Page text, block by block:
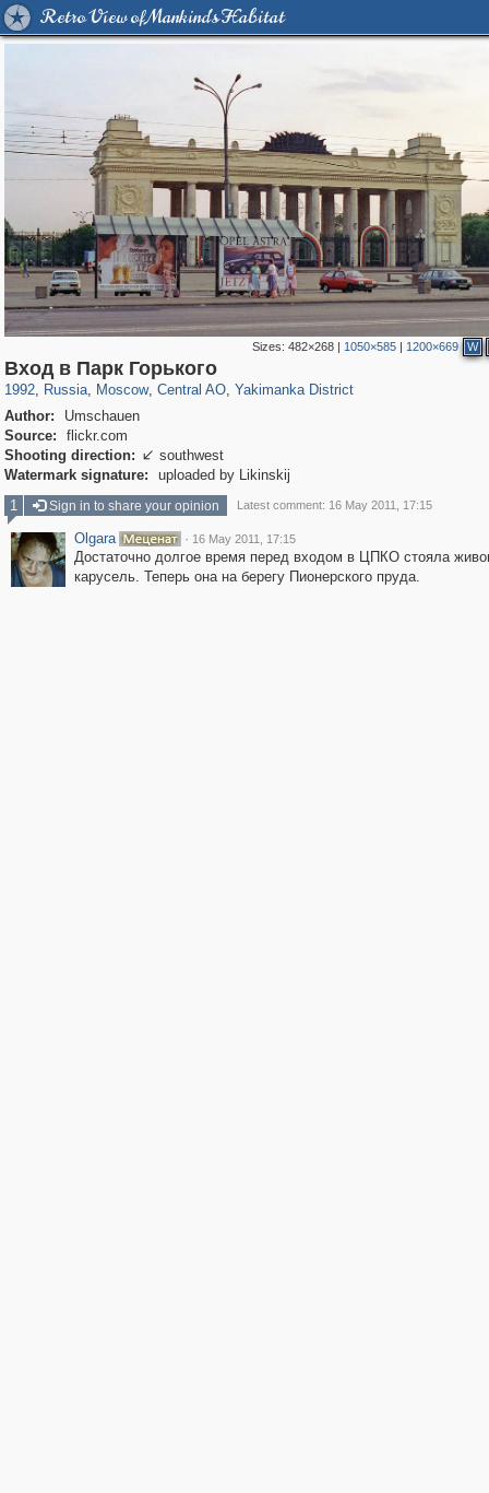
Retro View of Mankind's Habitat
Sizes:482×268 | 1050×585 | 1200×669 W
Вход в Парк Горького
1992, Russia
1,407,712 29,262
, Moscow
319,968 8,295
, Central AO
160,055 5,920
, Yakimanka District
Author:
Umschauen
Source:
flickr.com
Shooting direction:  southwest
Watermark signature:
uploaded by Likinskij
1
Sign in to share your opinion Latest comment: 16 May 2011, 17:15
Olgara · 16 May 2011, 17:15
Достаточно долгое время перед входом в ЦПКО стояла
карусель. Теперь она на берегу Пионерского пруда.